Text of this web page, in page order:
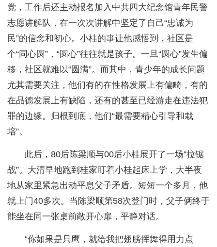
党，工作后还主动报名加入中共四大纪念馆青年民警
志愿讲解队，在一次次讲解中坚定了自己“忠诚为
民”的信念和初心。小桂的事让他感悟到，社区是
个“同心圆”，“圆心”往往就是孩子。一旦“圆心”发生偏
移，社区就难以“圆满”。而其中，青少年的成长问题
尤其需要关注，他们有的在性格发展上有偏畸，有的
在品德发展上有缺陷，还有的甚至已经游走在违法犯
罪的边缘。归根到底，他们“最需要精心引导和栽
培”。
此后，80后陈梁顺与00后小桂展开了一场“拉锯
战”。大清早地跑到桂家盯着小桂起床上学，大半夜
地从家里紧急出动平息父子矛盾。短短一个多月，他
就上门40多次。当陈梁顺第58次登门时，父子俩终于
能坐在同一张桌前敞开心扉，平静对话。
“你如果是只鹰，就给我把翅膀挥舞得用力点